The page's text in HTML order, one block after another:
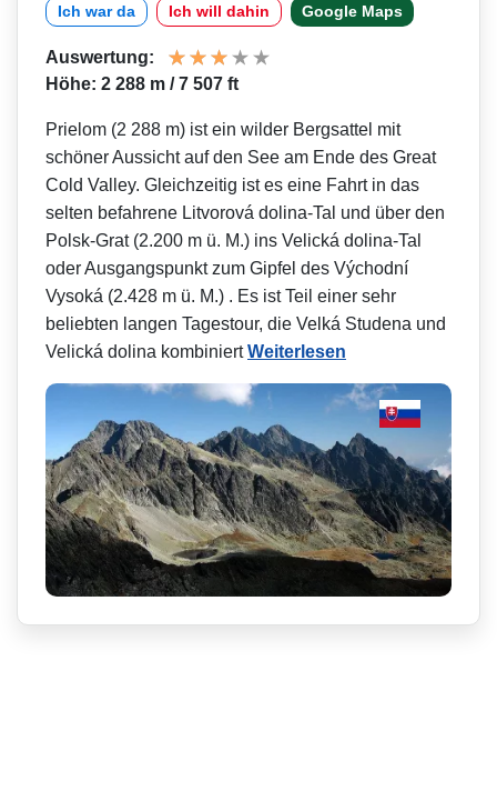
Ich war da Ich will dahin Google Maps
Auswertung:
Höhe: 2 288 m / 7 507 ft
Prielom (2 288 m) ist ein wilder Bergsattel mit
schöner Aussicht auf den See am Ende des Great
Cold Valley. Gleichzeitig ist es eine Fahrt in das
selten befahrene Litvorová dolina-Tal und über den
Polsk-Grat (2.200 m ü. M.) ins Velická dolina-Tal
oder Ausgangspunkt zum Gipfel des Východní
Vysoká (2.428 m ü. M.) . Es ist Teil einer sehr
beliebten langen Tagestour, die Velká Studena und
Velická dolina kombiniertWeiterlesen